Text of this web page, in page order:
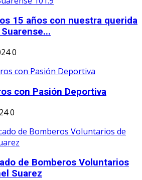
15 años con nuestra querida
0
con Pasión Deportiva
0
de Bomberos Voluntarios
Suarez